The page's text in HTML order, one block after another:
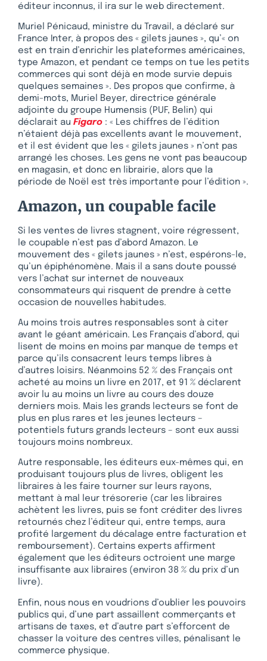
éditeur inconnus, il ira sur le web directement.
Muriel Pénicaud, ministre du Travail, a déclaré sur
France Inter, à propos des « gilets jaunes », qu’« on
est en train d’enrichir les plateformes américaines,
type Amazon, et pendant ce temps on tue les petits
commerces qui sont déjà en mode survie depuis
quelques semaines ». Des propos que confirme, à
demi-mots, Muriel Beyer, directrice générale
adjointe du groupe Humensis (PUF, Belin) qui
déclarait au Figaro : « Les chiffres de l’édition
n’étaient déjà pas excellents avant le mouvement,
et il est évident que les « gilets jaunes » n’ont pas
arrangé les choses. Les gens ne vont pas beaucoup
en magasin, et donc en librairie, alors que la
période de Noël est très importante pour l’édition ».
Amazon, un coupable facile
Si les ventes de livres stagnent, voire régressent,
le coupable n’est pas d’abord Amazon. Le
mouvement des « gilets jaunes » n’est, espérons-le,
qu’un épiphénomène. Mais il a sans doute poussé
vers l’achat sur internet de nouveaux
consommateurs qui risquent de prendre à cette
occasion de nouvelles habitudes.
Au moins trois autres responsables sont à citer
avant le géant américain. Les Français d’abord, qui
lisent de moins en moins par manque de temps et
parce qu’ils consacrent leurs temps libres à
d’autres loisirs. Néanmoins 52 % des Français ont
acheté au moins un livre en 2017, et 91 % déclarent
avoir lu au moins un livre au cours des douze
derniers mois. Mais les grands lecteurs se font de
plus en plus rares et les jeunes lecteurs –
potentiels futurs grands lecteurs – sont eux aussi
toujours moins nombreux.
Autre responsable, les éditeurs eux-mêmes qui, en
produisant toujours plus de livres, obligent les
libraires à les faire tourner sur leurs rayons,
mettant à mal leur trésorerie (car les libraires
achètent les livres, puis se font créditer des livres
retournés chez l’éditeur qui, entre temps, aura
profité largement du décalage entre facturation et
remboursement). Certains experts affirment
également que les éditeurs octroient une marge
insuffisante aux libraires (environ 38 % du prix d’un
livre).
Enfin, nous nous en voudrions d’oublier les pouvoirs
publics qui, d’une part assaillent commerçants et
artisans de taxes, et d’autre part s’efforcent de
chasser la voiture des centres villes, pénalisant le
commerce physique.